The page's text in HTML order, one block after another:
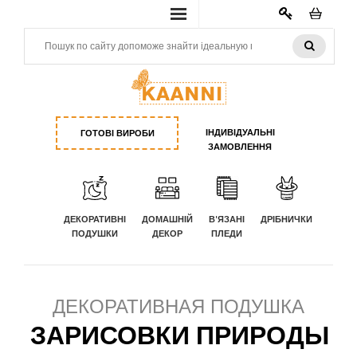
КАБИНЕТ
ГОТОВІ ВИРОБИ
ІНДИВІДУАЛЬНІ
ЗАМОВЛЕННЯ
ДЕКОРАТИВНІ
ПОДУШКИ
ДОМАШНІЙ
ДЕКОР
В'ЯЗАНІ
ПЛЕДИ
ДРІБНИЧКИ
ДЕКОРАТИВНАЯ ПОДУШКА
ЗАРИСОВКИ ПРИРОДЫ